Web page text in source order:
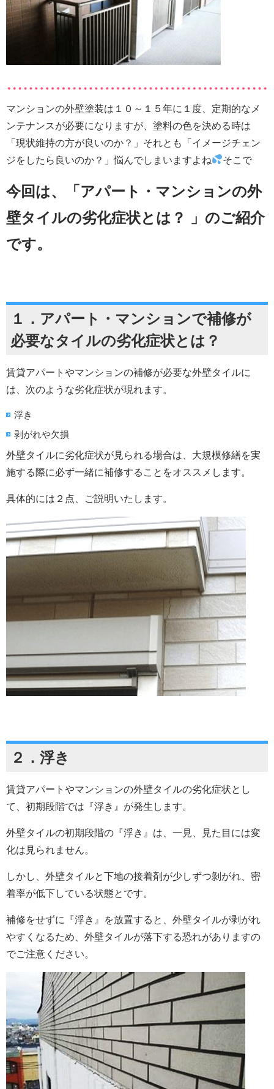
マンションの外壁塗装は１０～１５年に１度、定期的なメ
ンテナンスが必要になりますが、塗料の色を決める時は
「現状維持の方が良いのか？」 それとも「イメージチェン
ジをしたら良いのか？」悩んでしまいますよね
そこで
今回は、「アパート・マンションの外
壁タイルの劣化症状とは？
」のご紹介
です。
１． アパート・マンションで補修が
必要なタイルの劣化症状とは？
賃貸アパートやマンションの補修が必要な外壁タイルに
は、次のような劣化症状が現れます。
浮き
剥がれや欠損
外壁タイルに劣化症状が見られる場合は、大規模修繕を実
施する際に必ず一緒に補修することをオススメします。
具体的には２点、ご説明いたします。
２．浮き
賃貸アパートやマンションの外壁タイルの劣化症状とし
て、初期段階では『浮き』が発生します。
外壁タイルの初期段階の『浮き』は、一見、見た目には変
化は見られません。
しかし、外壁タイルと下地の接着剤が少しずつ剝がれ、密
着率が低下している状態とです。
補修をせずに『浮き』を放置すると、外壁タイルが剥がれ
やすくなるため、外壁タイルが落下する恐れがありますの
でご注意ください。